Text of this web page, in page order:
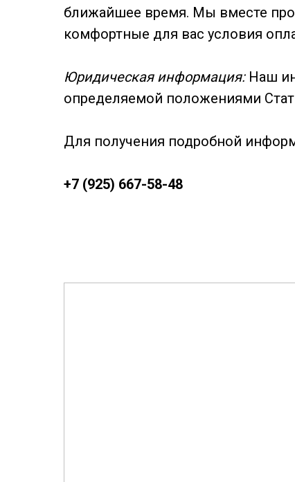
ближайшее время. Мы вместе
комфортные для вас условия
Юридическая информация:Наш
определяемой положениями
Для получения подробной
+7 (925) 667-58-48